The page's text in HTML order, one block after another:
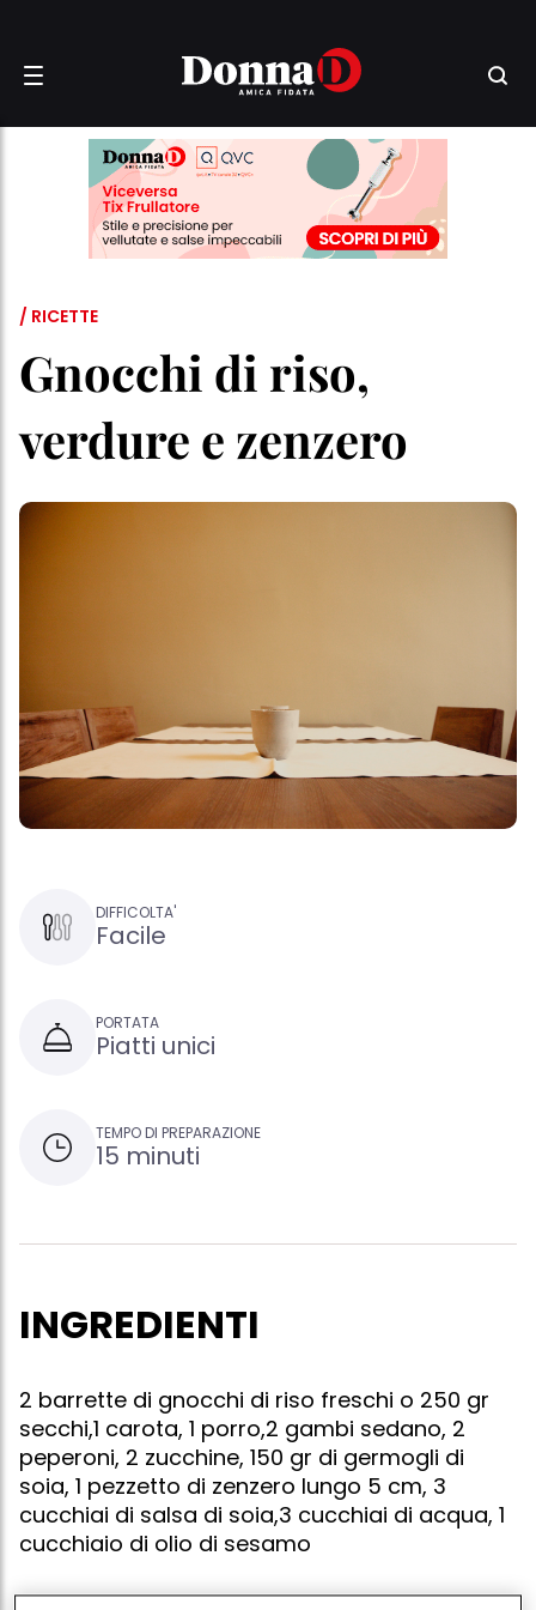
/ RICETTE
Gnocchi di riso,
verdure e zenzero
DIFFICOLTA'
Facile
PORTATA
Piatti unici
TEMPO DI PREPARAZIONE
15 minuti
INGREDIENTI
2 barrette di gnocchi di riso freschi o 250 gr
secchi,1 carota, 1 porro,2 gambi sedano, 2
peperoni, 2 zucchine, 150 gr di germogli di
soia, 1 pezzetto di zenzero lungo 5 cm, 3
cucchiai di salsa di soia,3 cucchiai di acqua, 1
cucchiaio di olio di sesamo